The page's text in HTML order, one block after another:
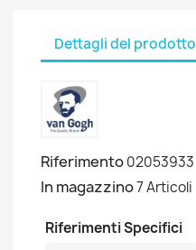
Dettagli del prodotto
Riferimento02053933
In magazzino7 Articoli
Riferimenti Specifici